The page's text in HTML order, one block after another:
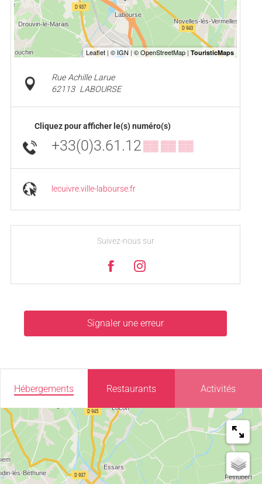
Rue Achille Larue
62113 LABOURSE
Cliquez pour afficher le(s) numéro(s)
+33(0)3.61.12▒▒ ▒▒ ▒▒
lecuivre.ville-labourse.fr
Suivez-nous sur
Signaler une erreur
Hébergements Restaurants Activités